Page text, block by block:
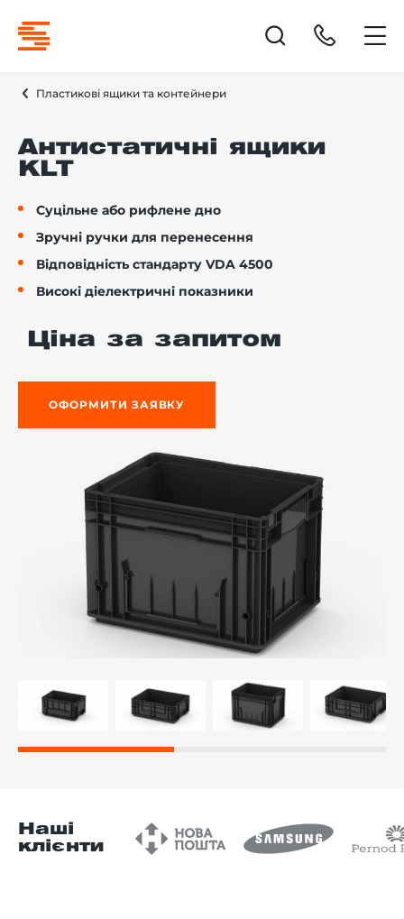
Пластикові ящики та контейнери
Антистатичні ящики
KLT
Суцільне або рифлене дно
Зручні ручки для перенесення
Відповідність стандарту VDA 4500
Високі діелектричні показники
Ціна за запитом
ОФОРМИТИ ЗАЯВКУ
Наші
клієнти